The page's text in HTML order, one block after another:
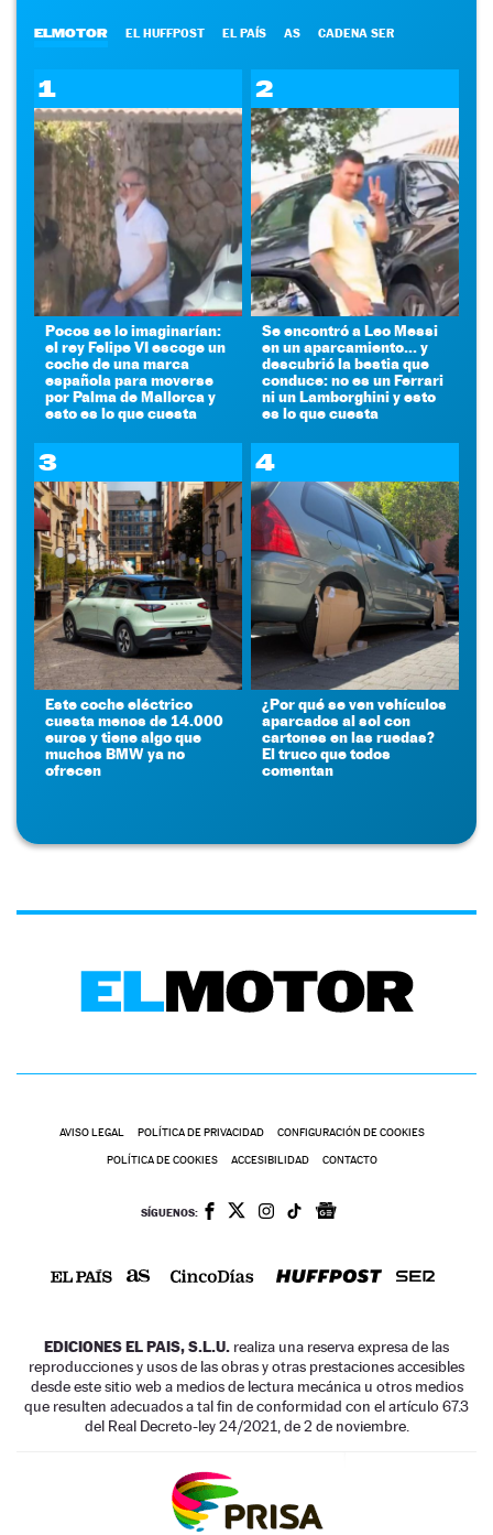
ELMOTOR EL HUFFPOST EL PAÍS AS CADENA SER
1
Pocos se lo imaginarían:
el rey Felipe VI escoge un
coche de una marca
española para moverse
por Palma de Mallorca y
esto es lo que cuesta
2
Se encontró a Leo Messi
en un aparcamiento... y
descubrió la bestia que
conduce: no es un Ferrari
ni un Lamborghini y esto
es lo que cuesta
3
Este coche eléctrico
cuesta menos de 14.000
euros y tiene algo que
muchos BMW ya no
ofrecen
4
¿Por qué se ven vehículos
aparcados al sol con
cartones en las ruedas?
El truco que todos
comentan
AVISO LEGAL POLÍTICA DE PRIVACIDAD CONFIGURACIÓN DE COOKIES
POLÍTICA DE COOKIES ACCESIBILIDAD CONTACTO
SÍGUENOS:
EDICIONES EL PAIS, S.L.U. realiza una reserva expresa de las
reproducciones y usos de las obras y otras prestaciones accesibles
desde este sitio web a medios de lectura mecánica u otros medios
que resulten adecuados a tal fin de conformidad con el artículo 67.3
del Real Decreto-ley 24/2021, de 2 de noviembre.